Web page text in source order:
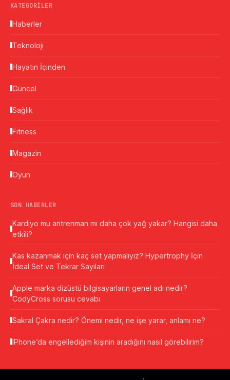
KATEGORILER
Haberler
Teknoloji
Hayatın İçinden
Güncel
Sağlık
Fitness
Magazin
Oyun
SON HABERLER
Kardiyo mu antrenman mı daha çok yağ yakar? Hangisi daha
etkili?
Kas kazanmak için kaç set yapmalıyız? Hypertrophy İçin
İdeal Set ve Tekrar Sayıları
Apple marka dizüstü bilgisayarların genel adı nedir?
CodyCross sorusu cevabı
Sakral Çakra nedir? Önemi nedir, ne işe yarar, anlamı ne?
IPhone’da engellediğim kişinin aradığını nasıl görebilirim?